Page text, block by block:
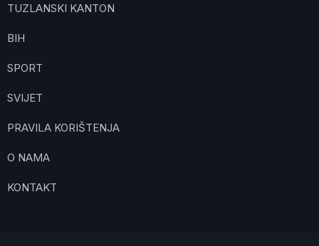
TUZLANSKI KANTON
BIH
SPORT
SVIJET
PRAVILA KORIŠTENJA
O NAMA
KONTAKT